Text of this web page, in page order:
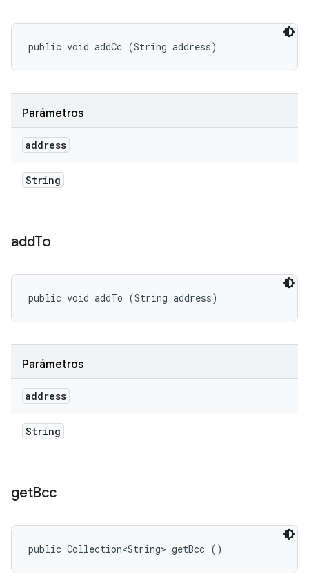
public void addCc (String address)
Parámetros
address
String
addTo
public void addTo (String address)
Parámetros
address
String
getBcc
public Collection<String> getBcc ()